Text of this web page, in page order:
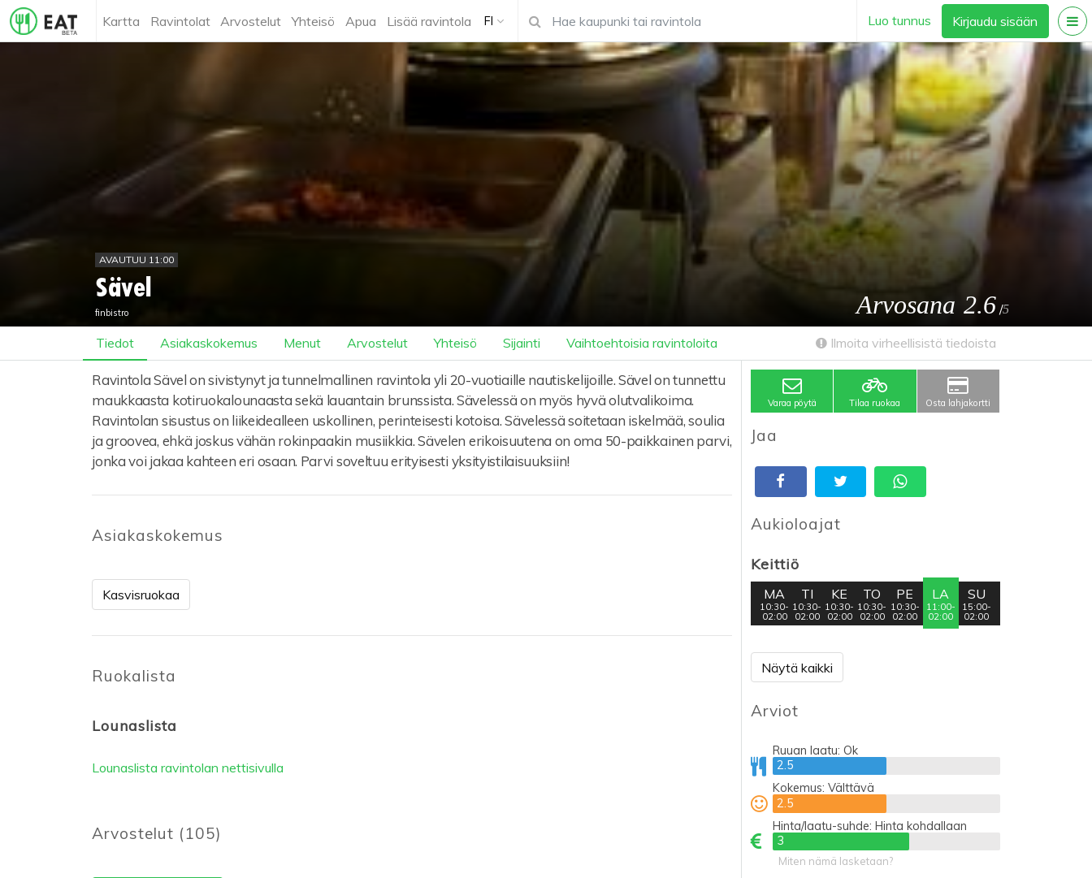
Kartta Ravintolat Arvostelut Yhteisö Apua Lisää ravintola FI Luo tunnus Kirjaudu sisään
AVAUTUU 11:00
Sävel
finbistro Arvosana 2.6 /5
Tiedot Asiakaskokemus Menut Arvostelut Yhteisö Sijainti Vaihtoehtoisia ravintoloita Ilmoita virheellisistä tiedoista
Varaa pöytä Tilaa ruokaa Osta lahjakortti
Jaa
Aukioloajat
Keittiö
MA
10:30-
02:00
TI
10:30-
02:00
KE
10:30-
02:00
TO
10:30-
02:00
PE
10:30-
02:00
LA
11:00-
02:00
SU
15:00-
02:00
Näytä kaikki
Arviot
Ruuan laatu:Ok
2.5
2.5
Kokemus:Välttävä
2.5
2.5
Hinta/laatu-suhde:Hinta kohdallaan
3
3
Miten nämä lasketaan?
Ravintola Sävel on sivistynyt ja tunnelmallinen ravintola yli 20-vuotiaille nautiskelijoille. Sävel on tunnettu
maukkaasta kotiruokalounaasta sekä lauantain brunssista. Sävelessä on myös hyvä olutvalikoima.
Ravintolan sisustus on liikeidealleen uskollinen, perinteisesti kotoisa. Sävelessä soitetaan iskelmää, soulia
ja groovea, ehkä joskus vähän rokinpaakin musiikkia. Sävelen erikoisuutena on oma 50-paikkainen parvi,
jonka voi jakaa kahteen eri osaan. Parvi soveltuu erityisesti yksityistilaisuuksiin!
Asiakaskokemus
Kasvisruokaa
Ruokalista
Lounaslista
Lounaslista ravintolan nettisivulla
Arvostelut (105)